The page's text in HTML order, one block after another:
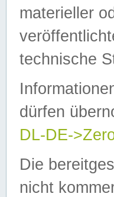
materieller
technische
dürfen
DL-DE-
Die
nicht